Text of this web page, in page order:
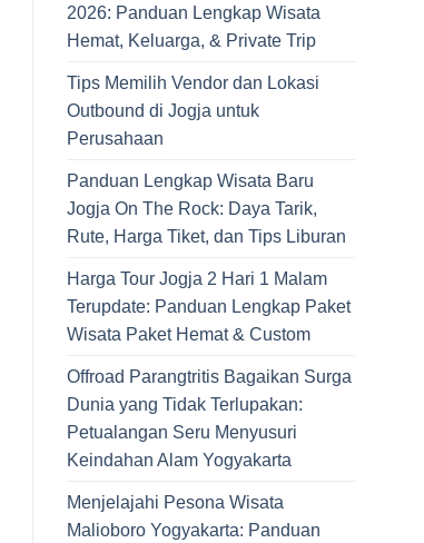
2026: Panduan Lengkap Wisata
Hemat, Keluarga, & Private Trip
Tips Memilih Vendor dan Lokasi
Outbound di Jogja untuk
Perusahaan
Panduan Lengkap Wisata Baru
Jogja On The Rock: Daya Tarik,
Rute, Harga Tiket, dan Tips Liburan
Harga Tour Jogja 2 Hari 1 Malam
Terupdate: Panduan Lengkap Paket
Wisata Paket Hemat & Custom
Offroad Parangtritis Bagaikan Surga
Dunia yang Tidak Terlupakan:
Petualangan Seru Menyusuri
Keindahan Alam Yogyakarta
Menjelajahi Pesona Wisata
Malioboro Yogyakarta: Panduan